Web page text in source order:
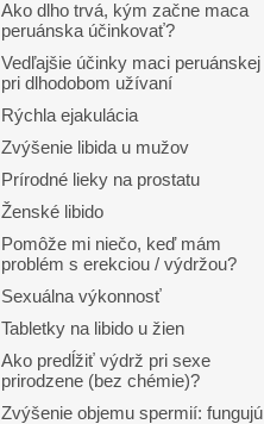
Ako dlho trvá, kým začne maca
peruánska účinkovať?
Vedľajšie účinky maci peruánskej
pri dlhodobom užívaní
Rýchla ejakulácia
Zvýšenie libida u mužov
Prírodné lieky na prostatu
Ženské libido
Pomôže mi niečo, keď mám
problém s erekciou / výdržou?
Sexuálna výkonnosť
Tabletky na libido u žien
Ako predĺžiť výdrž pri sexe
prirodzene (bez chémie)?
Zvýšenie objemu spermií: fungujú